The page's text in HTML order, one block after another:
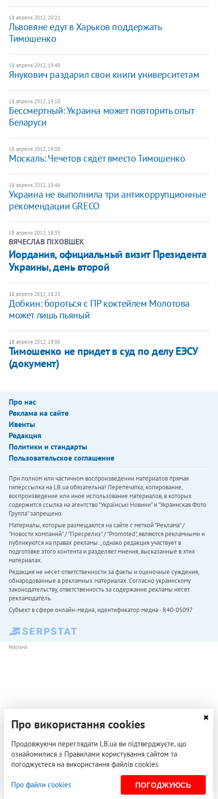
18 апреля 2012, 20:21
Львовяне едут в Харьков поддержать
Тимошенко
18 апреля 2012, 19:49
Янукович раздарил свои книги университетам
18 апреля 2012, 19:10
Бессмертный: Украина может повторить опыт
Беларуси
18 апреля 2012, 19:00
Москаль: Чечетов сядет вместо Тимошенко
18 апреля 2012, 18:46
Украина не выполнила три антикоррупционные
рекомендации GRECO
18 апреля 2012, 18:35
ВЯЧЕСЛАВ ПІХОВШЕК
Иордания, официальный визит Президента
Украины, день второй
18 апреля 2012, 18:25
Добкин: бороться с ПР коктейлем Молотова
может лишь пьяный
18 апреля 2012, 18:06
Тимошенко не придет в суд по делу ЕЭСУ
(документ)
Про нас
Реклама на сайте
Ивенты
Редакция
Политики и стандарты
Пользовательское соглашение
При полном или частичном воспроизведении материалов прямая
гиперссылка на LB.ua обязательна! Перепечатка, копирование,
воспроизведение или иное использование материалов, в которых
содержится ссылка на агентство "Українськi Новини" и "Украинская Фото
Группа" запрещено.
Материалы, которые размещаются на сайте с меткой "Реклама" /
"Новости компаний" / "Пресрелиз" / "Promoted", являются рекламными и
публикуются на правах рекламы. , однако редакция участвует в
подготовке этого контента и разделяет мнения, высказанные в этих
материалах.
Редакция не несет ответственности за факты и оценочные суждения,
обнародованные в рекламных материалах. Согласно украинскому
законодательству, ответственность за содержание рекламы несет
рекламодатель.
Субъект в сфере онлайн-медиа; идентификатор медиа - R40-05097
РЕКЛАМА
Про використання cookies
Продовжуючи переглядати LB.ua ви підтверджуєте, що
ознайомилися з Правилами користування сайтом та
погоджуєтеся на використання файлів cookies
Про файли cookies ПОГОДЖУЮСЬ